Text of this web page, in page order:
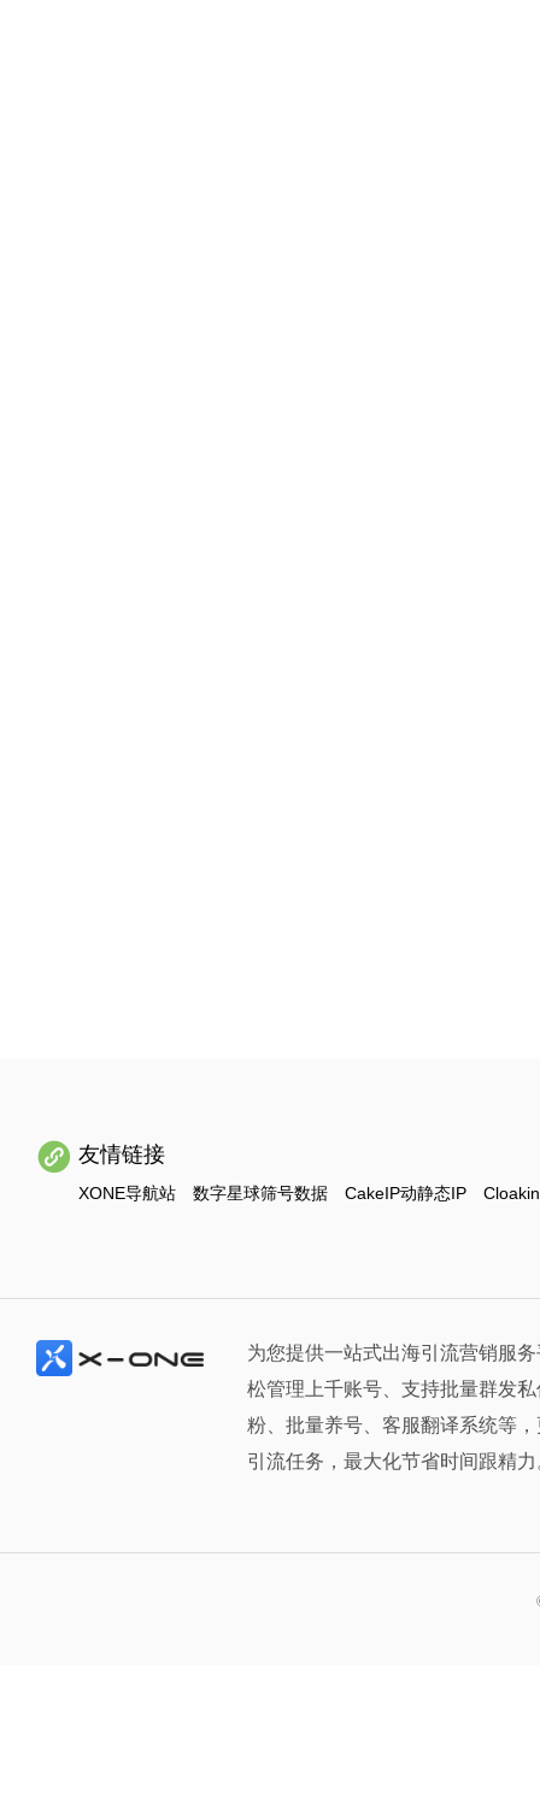
友情链接
XONE导航站 数字星球筛号数据 CakeIP动静态IP
为您提供一站式出海引流营销服
松管理上千账号、支持批量群发
粉、批量养号、客服翻译系统等
引流任务，最大化节省时间跟精力